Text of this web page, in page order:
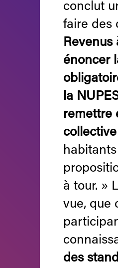
conclut
faire des
énoncer
la
remettre
à tour. »
vue, que
des